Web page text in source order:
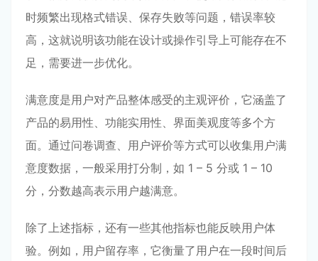
时频繁出现格式错误、保存失败等问题，错误率较
高，这就说明该功能在设计或操作引导上可能存在不
足，需要进一步优化。
满意度是用户对产品整体感受的主观评价，它涵盖了
产品的易用性、功能实用性、界面美观度等多个方
面。通过问卷调查、用户评价等方式可以收集用户满
意度数据，一般采用打分制，如 1 – 5 分或 1 – 10
分，分数越高表示用户越满意。
除了上述指标，还有一些其他指标也能反映用户体
验。例如，用户留存率，它衡量了用户在一段时间后